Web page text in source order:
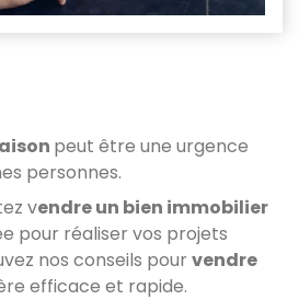
peut être une urgence
personnes.
vendre un bien immobilier
pour réaliser vos projets
nos conseils pour vendre
efficace et rapide.